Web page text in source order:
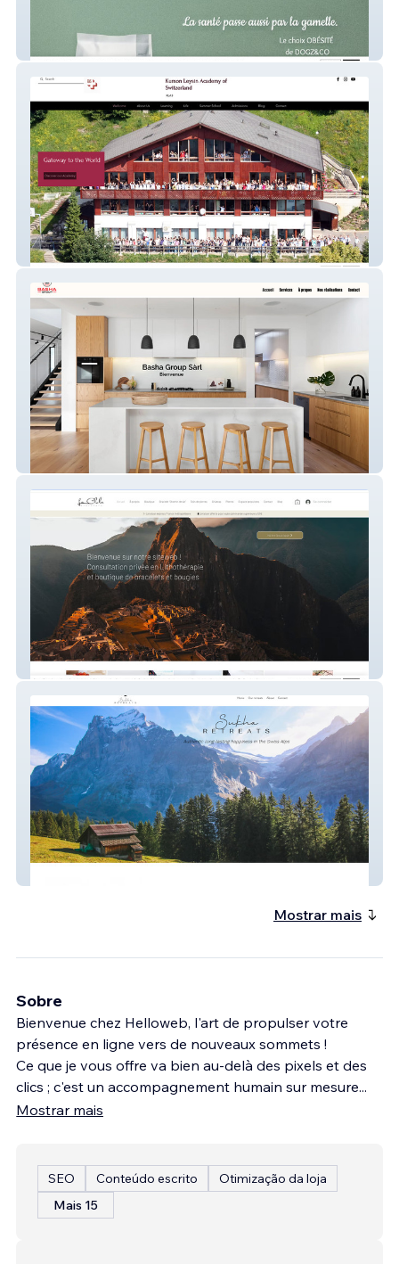
Dogz & Co
Kumon Leysin Academy
Basha Group
La Chola bracelets
Mostrar mais
Sobre
Bienvenue chez Helloweb, l'art de propulser votre
présence en ligne vers de nouveaux sommets !
Ce que je vous offre va bien au-delà des pixels et des
clics ; c'est un accompagnement humain sur mesure...
Mostrar mais
SEO Conteúdo escrito
Otimização da loja
Mais 15